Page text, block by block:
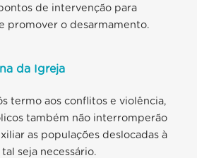
de intervenção para
promover o desarmamento.
da Igreja
termo aos conflitos e violência,
também não interromperão
as populações deslocadas à
seja necessário.